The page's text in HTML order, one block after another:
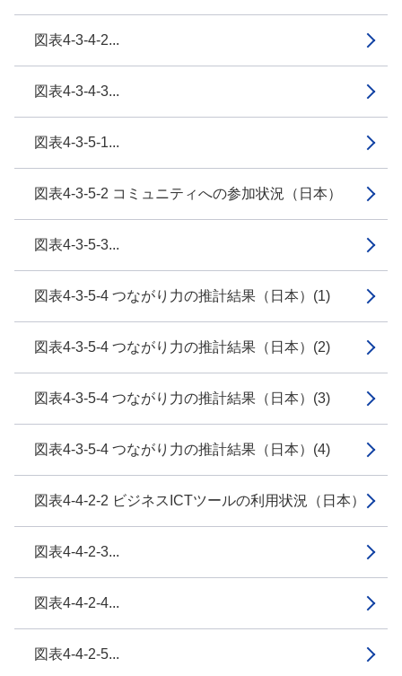
図表4-3-4-2...
図表4-3-4-3...
図表4-3-5-1...
図表4-3-5-2 コミュニティへの参加状況（日本）
図表4-3-5-3...
図表4-3-5-4 つながり力の推計結果（日本）(1)
図表4-3-5-4 つながり力の推計結果（日本）(2)
図表4-3-5-4 つながり力の推計結果（日本）(3)
図表4-3-5-4 つながり力の推計結果（日本）(4)
図表4-4-2-2 ビジネスICTツールの利用状況（日本）
図表4-4-2-3...
図表4-4-2-4...
図表4-4-2-5...